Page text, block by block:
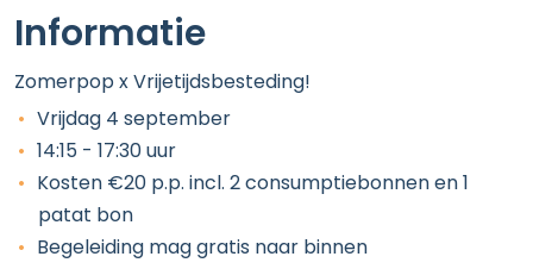
Informatie
Zomerpop x Vrijetijdsbesteding!
Vrijdag 4 september
14:15 - 17:30 uur
Kosten €20 p.p. incl. 2 consumptiebonnen en 1
patat bon
Begeleiding mag gratis naar binnen